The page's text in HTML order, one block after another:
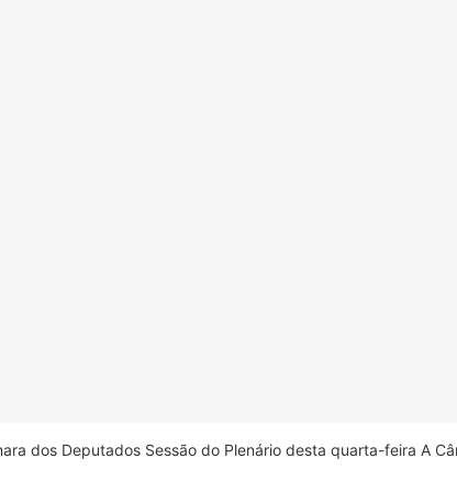
dos Deputados Sessão do Plenário desta quarta-feira A